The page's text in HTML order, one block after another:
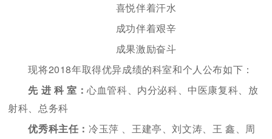
喜悦伴着汗水
成功伴着艰辛
成果激励奋斗
现将2018年取得优异成绩的科室和个人公布如下：
先 进 科 室：心血管科、内分泌科、中医康复科、放
射科、总务科
优秀科主任：冷玉萍 、王建亭、刘文涛、王 鑫、周